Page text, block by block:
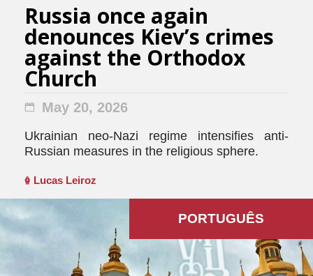
Russia once again
denounces Kiev’s crimes
against the Orthodox
Church
May 20, 2026
Ukrainian neo-Nazi regime intensifies anti-
Russian measures in the religious sphere.
Lucas Leiroz
PORTUGUÊS